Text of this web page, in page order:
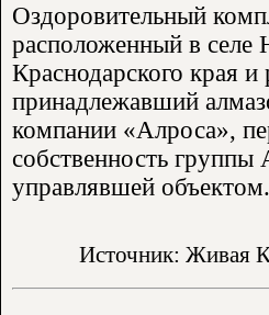
Оздоровительный
расположенный в селе
Краснодарского края и
принадлежавший
компании «Алроса»,
собственность группы
управлявшей
Источник: Живая